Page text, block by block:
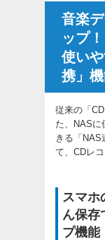
音楽
ップ！
使い
携」
従来の「
た、NASに
きる「NAS
て、CDレ
スマホ
ん保存
プ機能